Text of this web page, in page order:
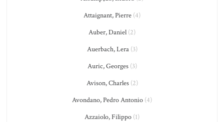
Attaignant, Pierre (4)
Auber, Daniel (2)
Auerbach, Lera(3)
Auric, Georges(3)
Avison, Charles(2)
Avondano, Pedro Antonio (4)
Azzaiolo, Filippo (1)